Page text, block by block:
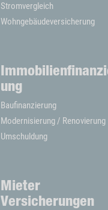
Stromvergleich
Wohngebäudeversicherung
ung
Baufinanzierung
Modernisierung / Renovierung
Umschuldung
Mieter
Versicherungen